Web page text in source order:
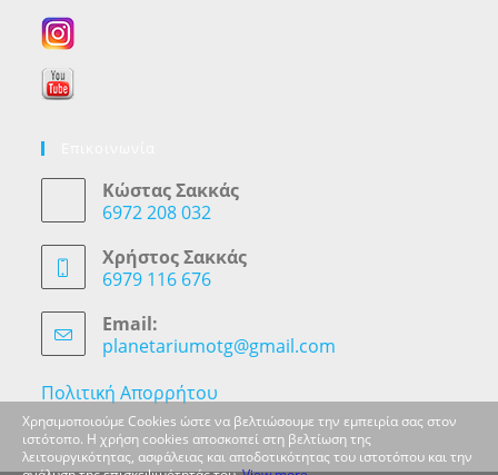
Κώστας Σακκάς
6972 208 032
in
your
Χρήστος Σακκάς
6979 116 676
in
your
application
Email:
planetariumotg@gmail.com
application
Πολιτική Απορρήτου
Χρησιμοποιούμε Cookies ώστε να βελτιώσουμε την εμπειρία σας στον
ιστότοπο. Η χρήση cookies αποσκοπεί στη βελτίωση της
λειτουργικότητας, ασφάλειας και αποδοτικότητας του ιστοτόπου και την